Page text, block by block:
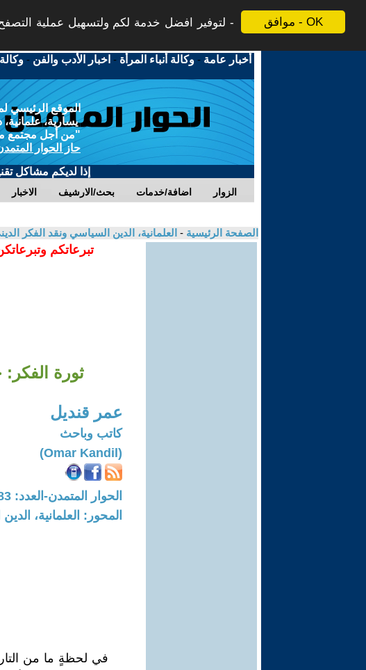
موافق - OK
لتوفير افضل خدمة لكم ولتسهيل عملية
أخبار عامة -وكالة أنباء المرأة - اخبار الأدب والفن -
الموقع الرئيسي
يسارية،
"من أجل مجتمع
حاز الحوار
إذا لديكم مشاكل
الاخبار بحث/الارشيف اضافة/خدمات الزوار
الصفحة الرئيسية - العلمانية، الدين السياسي ونقد الفكر
تبرعاتكم
ثورة
عمر قنديل
كاتب وباحث
(Omar Kandil)
الحوار المتمدن-العدد: 8383 - 2025 / 6 / 24 - 21:53
المحور: العلمانية،
في لحظةٍ ما من